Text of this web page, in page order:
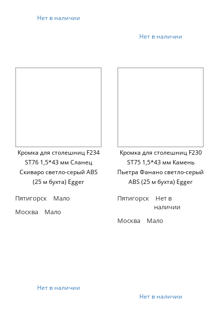
Нет в наличии
Нет в наличии
Кромка для столешниц F234
ST76 1,5*43 мм Сланец
Скиваро светло-серый ABS
(25 м бухта) Egger
Пятигорск
Мало
Москва
Мало
Нет в наличии
Кромка для столешниц F230
ST75 1,5*43 мм Камень
Пьетра Фанано светло-серый
ABS (25 м бухта) Egger
Пятигорск
Нет в
наличии
Москва
Мало
Нет в наличии